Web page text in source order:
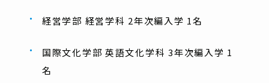
経営学部 経営学科 2年次編入学 1名
国際文化学部 英語文化学科 3年次編入学 1
名